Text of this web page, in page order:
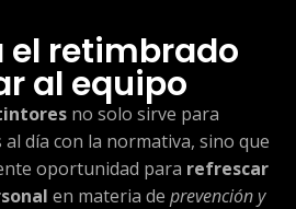
el retimbrado
al equipo
no solo sirve para
día con la normativa, sino que
oportunidad para refrescar
en materia de prevención y